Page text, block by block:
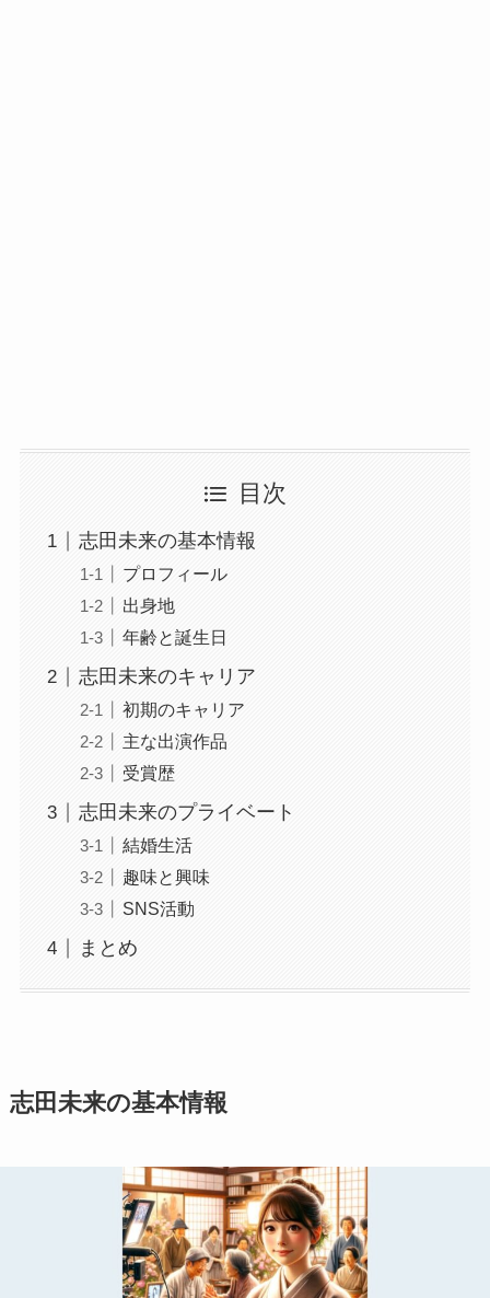
目次
志田未来の基本情報
プロフィール
出身地
年齢と誕生日
志田未来のキャリア
初期のキャリア
主な出演作品
受賞歴
志田未来のプライベート
結婚生活
趣味と興味
SNS活動
まとめ
志田未来の基本情報